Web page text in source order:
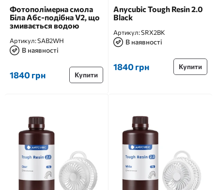
Фотополімерна смола
Біла Aбс-подібна V2, що
змивається водою
Артикул:SAB2WH
В наявності
1840 грн Купити
Anycubic Tough Resin 2.0
Black
Артикул:SRX2BK
В наявності
1840 грн Купити